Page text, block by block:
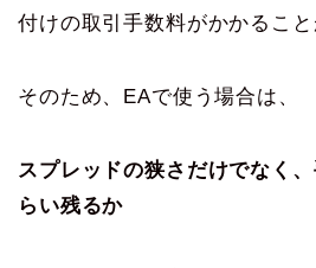
付けの取引手数料がかかること
そのため、EAで使う場合は、
スプレッドの狭さだけでなく
らい残るか
自動